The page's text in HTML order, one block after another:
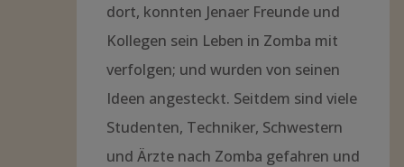
dort, konnten Jenaer Freunde und
Kollegen sein Leben in Zomba mit
verfolgen; und wurden von seinen
Ideen angesteckt. Seitdem sind viele
Studenten, Techniker, Schwestern
und Ärzte nach Zomba gefahren und